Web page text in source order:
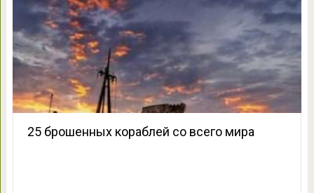
25 брошенных кораблей со всего мира